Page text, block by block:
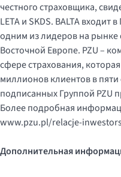
честного страховщика,
LETA и SKDS. BALTA входит
одним из лидеров на рынке
Восточной Европе. PZU –
сфере страхования,
миллионов клиентов в пяти
подписанных Группой PZU
Более подробная
www.pzu.pl/relacje-
Дополнительная